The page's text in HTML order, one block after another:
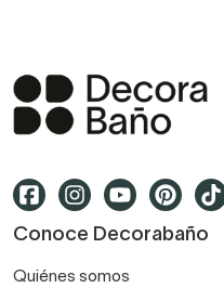
Conoce Decorabaño
Quiénes somos